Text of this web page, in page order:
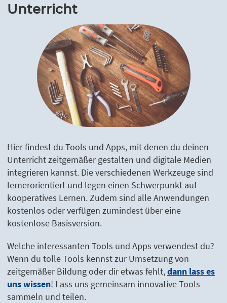
Unterricht
Hier findest du Tools und Apps, mit denen du deinen
Unterricht zeitgemäßer gestalten und digitale Medien
integrieren kannst. Die verschiedenen Werkzeuge sind
lernerorientiert und legen einen Schwerpunkt auf
kooperatives Lernen. Zudem sind alle Anwendungen
kostenlos oder verfügen zumindest über eine
kostenlose Basisversion.
Welche interessanten Tools und Apps verwendest du?
Wenn du tolle Tools kennst zur Umsetzung von
zeitgemäßer Bildung oder dir etwas fehlt,dann lass es
uns wissen! Lass uns gemeinsam innovative Tools
sammeln und teilen.